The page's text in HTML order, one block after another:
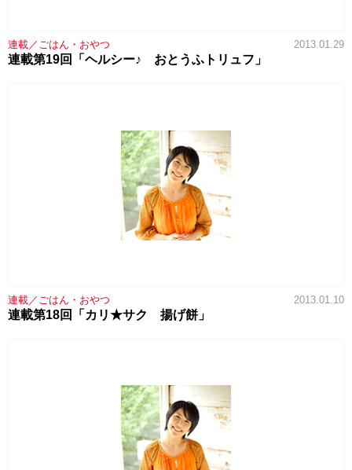
連載／ごはん・おやつ 2013.01.29
連載第19回「ヘルシー♪ おとうふトリュフ」
連載／ごはん・おやつ 2013.01.10
連載第18回「カリ★サク 揚げ餅」